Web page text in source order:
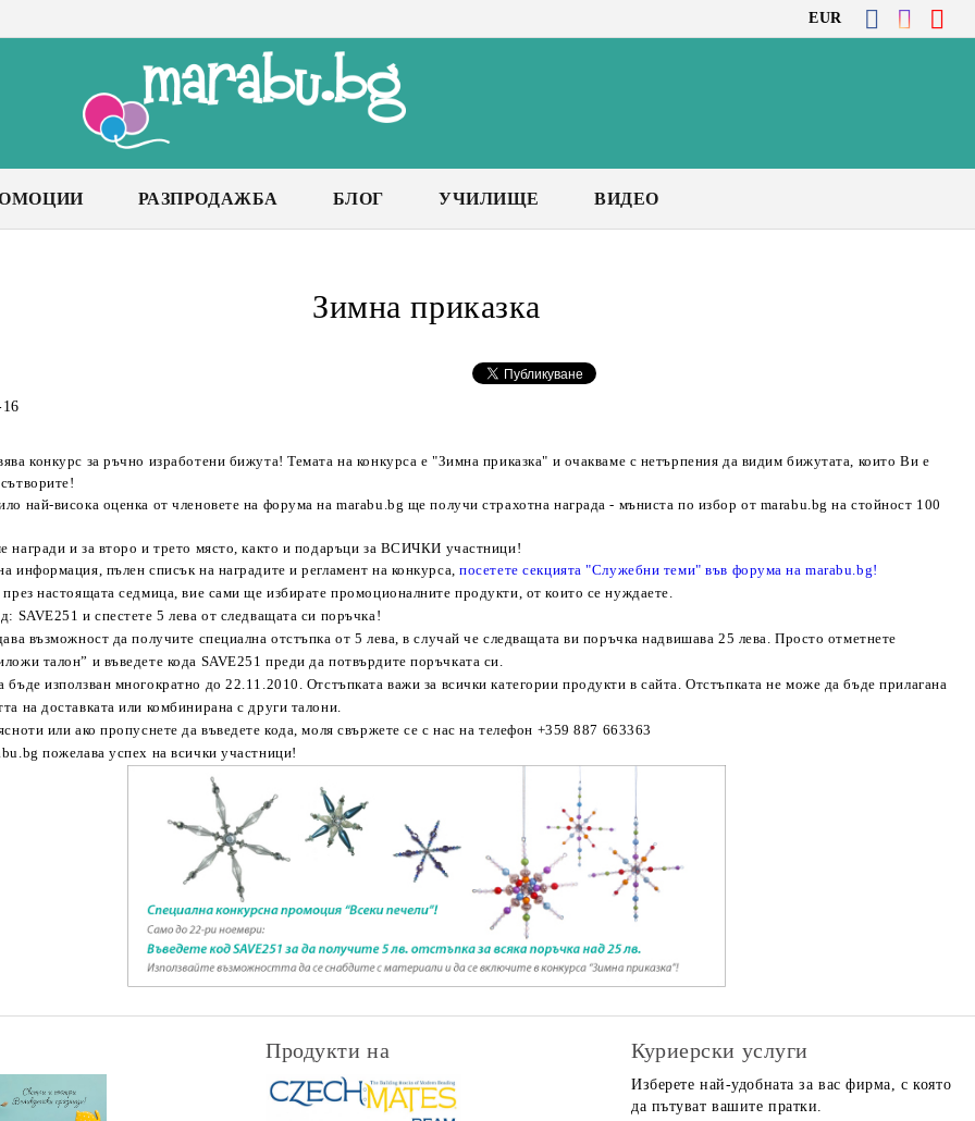
EUR
РАЗПРОДАЖБА БЛОГ УЧИЛИЩЕ ВИДЕО
Зимна приказка
конкурс за ръчно изработени бижута! Темата на конкурса е "Зимна приказка" и очакваме с нетърпения да видим бижутата, които Ви е
най-висока оценка от членовете на форума на marabu.bg ще получи страхотна награда - мъниста по избор от marabu.bg на стойност 100
награди и за второ и трето място, както и подаръци за ВСИЧКИ участници!
информация, пълен списък на наградите и регламент на конкурса,посетете секцията "Служебни теми" във форума на marabu.bg!
през настоящата седмица, вие сами ще избирате промоционалните продукти, от които се нуждаете.
SAVE25 1 и спестете 5 лева от следващата си поръчка!
възможност да получите специална отстъпка от 5 лева, в случай че следващата ви поръчка надвишава 25 лева. Просто отметнете
талон” и въведете кода SAVE25 1 преди да потвърдите поръчката си.
бъде използван многократно до 22.11.2010. Отстъпката важи за всички категории продукти в сайта. Отстъпката не може да бъде прилагана
на доставката или комбинирана с други талони.
или ако пропуснете да въведете кода, моля свържете се с нас на телефон +359 887 663363
пожелава успех на всички участници!
Продукти на Куриерски услуги
Изберете най-удобната за вас фирма, с която
да пътуват вашите пратки.